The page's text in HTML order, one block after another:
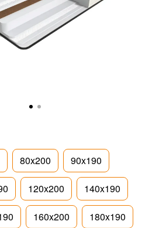
80x200 90x190
120x200 140x190
160x200 180x190